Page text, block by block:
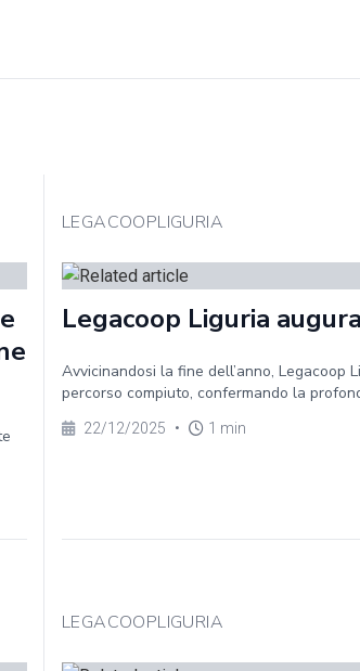
LEGACOOPLIGURIA
Legacoop Liguria
Avvicinandosi la fine dell’anno, Legacoop
percorso compiuto, confermando la
22/12/2025 • 1 min
LEGACOOPLIGURIA